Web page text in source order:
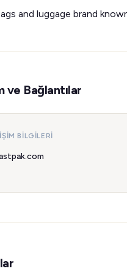
and luggage brand
ve Bağlantılar
BILGILERI